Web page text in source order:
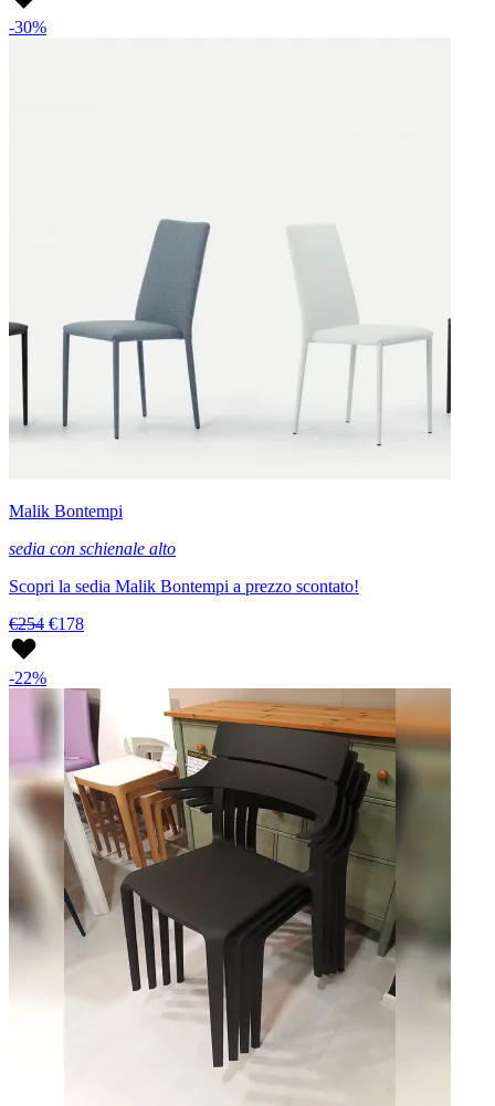
-30%
Malik Bontempi
sedia con schienale alto
Scopri la sedia Malik Bontempi a prezzo scontato!
€254 €178
-22%